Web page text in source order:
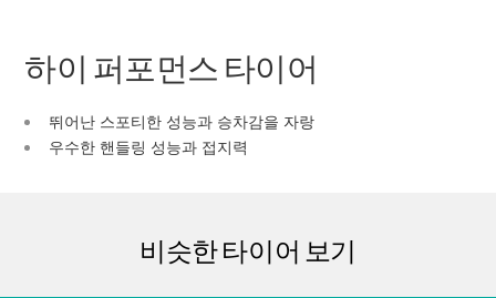
하이 퍼포먼스 타이어
뛰어난 스포티한 성능과 승차감을 자랑
우수한 핸들링 성능과 접지력
비슷한 타이어 보기